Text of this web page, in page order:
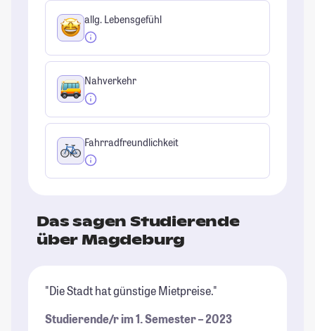
allg. Lebensgefühl
Nahverkehr
Fahrradfreundlichkeit
Das sagen Studierende
über Magdeburg
"Die Stadt hat günstige Mietpreise."
Studierende/r im 1. Semester – 2023